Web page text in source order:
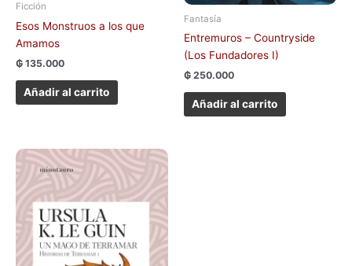
Ficción
Esos Monstruos a los que
Amamos
₲ 135.000
Añadir al carrito
Fantasía
Entremuros – Countryside
(Los Fundadores I)
₲ 250.000
Añadir al carrito